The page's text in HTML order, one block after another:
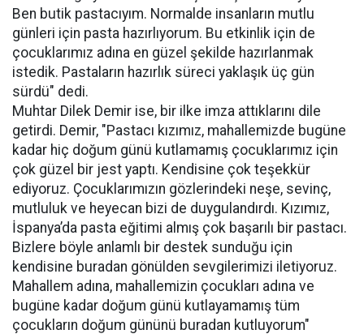
Ben butik pastacıyım. Normalde insanların mutlu
günleri için pasta hazırlıyorum. Bu etkinlik için de
çocuklarımız adına en güzel şekilde hazırlanmak
istedik. Pastaların hazırlık süreci yaklaşık üç gün
sürdü" dedi.
Muhtar Dilek Demir ise, bir ilke imza attıklarını dile
getirdi. Demir, "Pastacı kızımız, mahallemizde bugüne
kadar hiç doğum günü kutlamamış çocuklarımız için
çok güzel bir jest yaptı. Kendisine çok teşekkür
ediyoruz. Çocuklarımızın gözlerindeki neşe, sevinç,
mutluluk ve heyecan bizi de duygulandırdı. Kızımız,
İspanya’da pasta eğitimi almış çok başarılı bir pastacı.
Bizlere böyle anlamlı bir destek sunduğu için
kendisine buradan gönülden sevgilerimizi iletiyoruz.
Mahallem adına, mahallemizin çocukları adına ve
bugüne kadar doğum günü kutlayamamış tüm
çocukların doğum gününü buradan kutluyorum"